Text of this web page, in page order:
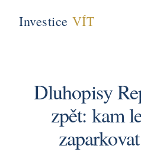
Investice VÍT
Dluhopisy
zpět: kam